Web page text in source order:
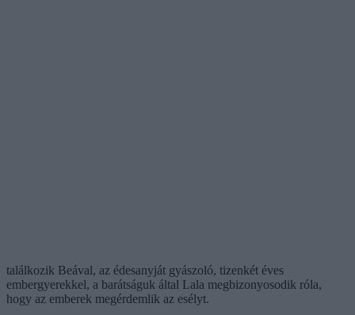
találkozik Beával, az édesanyját gyászoló, tizenkét éves
embergyerekkel, a barátságuk által Lala megbizonyosodik róla,
hogy az emberek megérdemlik az esélyt.